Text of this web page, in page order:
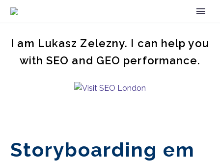
I am Lukasz Zelezny. I can help you
with SEO and GEO performance.
Storyboarding em